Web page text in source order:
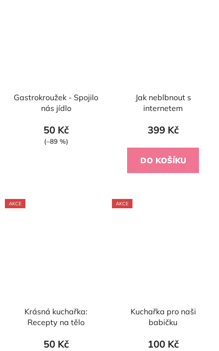
Gastrokroužek - Spojilo
nás jídlo
50 Kč
(–89 %)
Jak neblbnout s
internetem
399 Kč
DO KOŠÍKU
AKCE
Krásná kuchařka:
Recepty na tělo
50 Kč
AKCE
Kuchařka pro naši
babičku
100 Kč